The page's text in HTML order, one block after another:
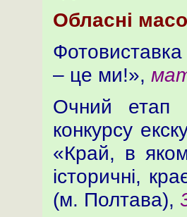
Обласні
– це ми!»,
Очний етап
конкурсу
«Край, в
історичні,
(м. Полтава),